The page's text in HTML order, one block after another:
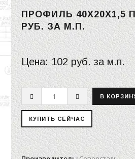
ПРОФИЛЬ 40Х20Х1,5
РУБ.ЗА М.П.
Цена:102 руб.за м.п.